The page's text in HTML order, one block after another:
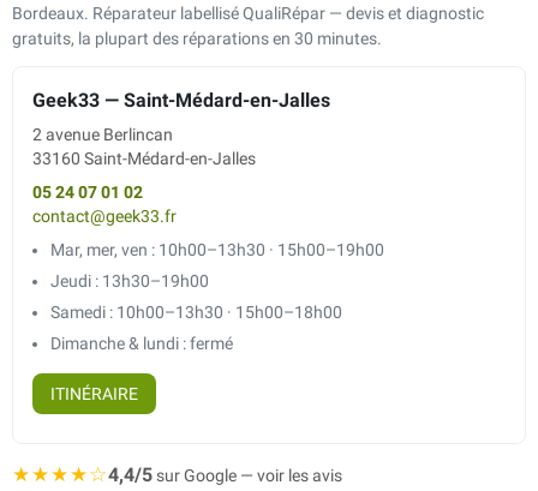
Bordeaux. Réparateur labellisé QualiRépar — devis et diagnostic
gratuits, la plupart des réparations en 30 minutes.
Geek33 — Saint-Médard-en-Jalles
2 avenue Berlincan
33160 Saint-Médard-en-Jalles
05 24 07 01 02
contact@geek33.fr
Mar, mer, ven : 10h00–13h30 · 15h00–19h00
Jeudi : 13h30–19h00
Samedi : 10h00–13h30 · 15h00–18h00
Dimanche & lundi : fermé
ITINÉRAIRE
★★★★☆4,4/5sur Google — voir les avis